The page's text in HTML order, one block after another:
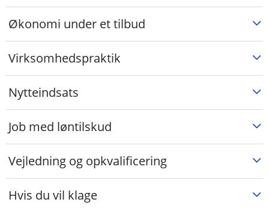
Økonomi under et tilbud
Virksomhedspraktik
Nytteindsats
Job med løntilskud
Vejledning og opkvalificering
Hvis du vil klage